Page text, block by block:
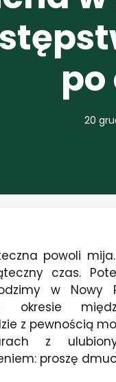
20
powoli
czas.
w Nowy
z pewnością
z
proszę